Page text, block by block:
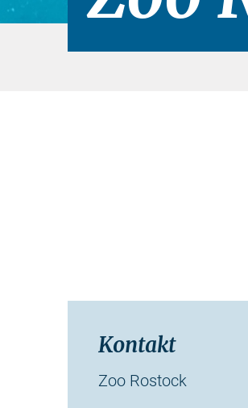
Kontakt
Zoo Rostock